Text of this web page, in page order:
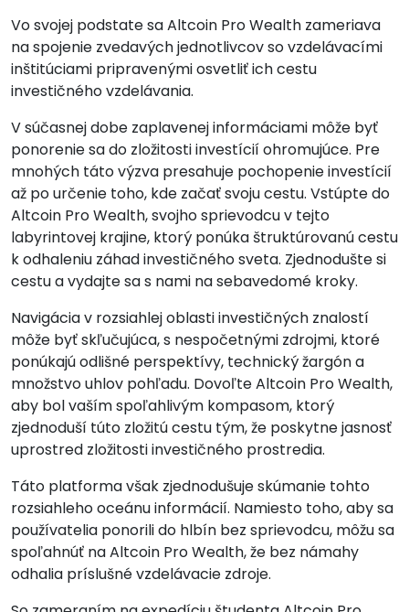
Vo svojej podstate sa Altcoin Pro Wealth zameriava
na spojenie zvedavých jednotlivcov so vzdelávacími
inštitúciami pripravenými osvetliť ich cestu
investičného vzdelávania.
V súčasnej dobe zaplavenej informáciami môže byť
ponorenie sa do zložitosti investícií ohromujúce. Pre
mnohých táto výzva presahuje pochopenie investícií
až po určenie toho, kde začať svoju cestu. Vstúpte do
Altcoin Pro Wealth, svojho sprievodcu v tejto
labyrintovej krajine, ktorý ponúka štruktúrovanú cestu
k odhaleniu záhad investičného sveta. Zjednodušte si
cestu a vydajte sa s nami na sebavedomé kroky.
Navigácia v rozsiahlej oblasti investičných znalostí
môže byť skľučujúca, s nespočetnými zdrojmi, ktoré
ponúkajú odlišné perspektívy, technický žargón a
množstvo uhlov pohľadu. Dovoľte Altcoin Pro Wealth,
aby bol vaším spoľahlivým kompasom, ktorý
zjednoduší túto zložitú cestu tým, že poskytne jasnosť
uprostred zložitosti investičného prostredia.
Táto platforma však zjednodušuje skúmanie tohto
rozsiahleho oceánu informácií. Namiesto toho, aby sa
používatelia ponorili do hlbín bez sprievodcu, môžu sa
spoľahnúť na Altcoin Pro Wealth, že bez námahy
odhalia príslušné vzdelávacie zdroje.